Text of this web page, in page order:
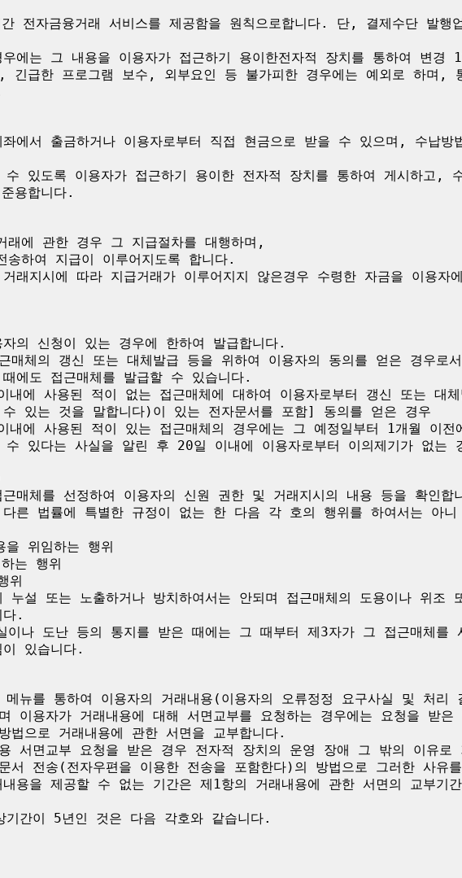
전자금융거래 서비스를 제공함을 원칙으로합니다. 단, 결제수단 발행
에는 그 내용을 이용자가 접근하기 용이한전자적 장치를 통하여 변경
긴급한 프로그램 보수, 외부요인 등 불가피한 경우에는 예외로 하며,
에서 출금하거나 이용자로부터 직접 현금으로 받을 수 있으며, 수납방
있도록 이용자가 접근하기 용이한 전자적 장치를 통하여 게시하고,
용합니다.
래에 관한 경우 그 지급절차를 대행하며,
송하여 지급이 이루어지도록 합니다.
래지시에 따라 지급거래가 이루어지지 않은경우 수령한 자금을 이용자
의 신청이 있는 경우에 한하여 발급합니다.
체의 갱신 또는 대체발급 등을 위하여 이용자의 동의를 얻은 경우로
에도 접근매체를 발급할 수 있습니다.
에 사용된 적이 없는 접근매체에 대하여 이용자로부터 갱신 또는 대
수 있는 것을 말합니다)이 있는 전자문서를 포함] 동의를 얻은 경우
에 사용된 적이 있는 접근매체의 경우에는 그 예정일부터 1개월 이전
있다는 사실을 알린 후 20일 이내에 이용자로부터 이의제기가 없는
매체를 선정하여 이용자의 신원 권한 및 거래지시의 내용 등을 확인합
른 법률에 특별한 규정이 없는 한 다음 각 호의 행위를 하여서는 아니
위임하는 행위
는 행위
위
설 또는 노출하거나 방치하여서는 안되며 접근매체의 도용이나 위조
다.
이나 도난 등의 통지를 받은 때에는 그 때부터 제3자가 그 접근매체를
이 있습니다.
뉴를 통하여 이용자의 거래내용(이용자의 오류정정 요구사실 및 처리
이용자가 거래내용에 대해 서면교부를 요청하는 경우에는 요청을 받은
으로 거래내용에 관한 서면을 교부합니다.
서면교부 요청을 받은 경우 전자적 장치의 운영 장애 그 밖의 이유로
서 전송(전자우편을 이용한 전송을 포함한다)의 방법으로 그러한 사유
용을 제공할 수 없는 기간은 제1항의 거래내용에 관한 서면의 교부기
간이 5년인 것은 다음 각호와 같습니다.